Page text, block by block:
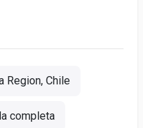
Region, Chile
completa